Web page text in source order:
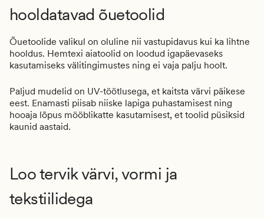
hooldatavad õuetoolid
Õuetoolide valikul on oluline nii vastupidavus kui ka lihtne
hooldus. Hemtexi aiatoolid on loodud igapäevaseks
kasutamiseks välitingimustes ning ei vaja palju hoolt.
Paljud mudelid on UV-töötlusega, et kaitsta värvi päikese
eest. Enamasti piisab niiske lapiga puhastamisest ning
hooaja lõpus mööblikatte kasutamisest, et toolid püsiksid
kaunid aastaid.
Loo tervik värvi, vormi ja
tekstiilidega